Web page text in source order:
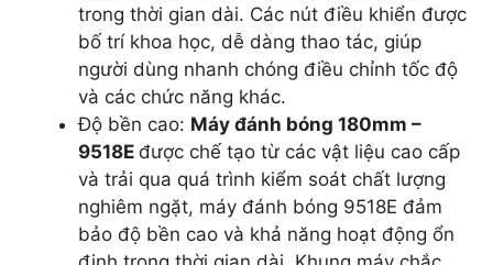
trong thời gian dài. Các nút điều khiển được
bố trí khoa học, dễ dàng thao tác, giúp
người dùng nhanh chóng điều chỉnh tốc độ
và các chức năng khác.
Độ bền cao: Máy đánh bóng 180mm –
9518E được chế tạo từ các vật liệu cao cấp
và trải qua quá trình kiểm soát chất lượng
nghiêm ngặt, máy đánh bóng 9518E đảm
bảo độ bền cao và khả năng hoạt động ổn